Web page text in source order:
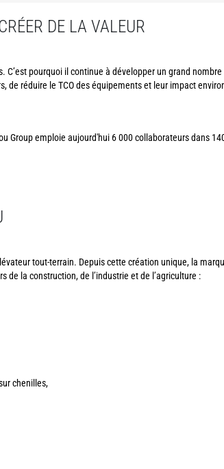
DE LA VALEUR
pourquoi il continue à développer un grand
de réduire le TCO des équipements et leur impact
Group emploie aujourd'hui 6 000 collaborateurs dans
tout-terrain. Depuis cette création unique, la
la construction, de l’industrie et de l’agriculture :
chenilles,